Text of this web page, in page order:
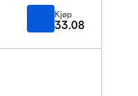
Kjøp
33.08